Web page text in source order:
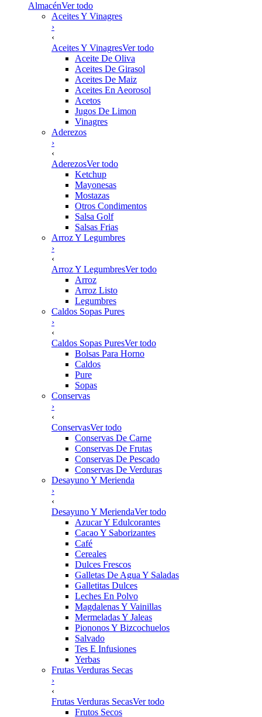
AlmacénVer todo
Aceites Y Vinagres
›
‹
Aceites Y VinagresVer todo
Aceite De Oliva
Aceites De Girasol
Aceites De Maiz
Aceites En Aeorosol
Acetos
Jugos De Limon
Vinagres
Aderezos
›
‹
AderezosVer todo
Ketchup
Mayonesas
Mostazas
Otros Condimentos
Salsa Golf
Salsas Frias
Arroz Y Legumbres
›
‹
Arroz Y LegumbresVer todo
Arroz
Arroz Listo
Legumbres
Caldos Sopas Pures
›
‹
Caldos Sopas PuresVer todo
Bolsas Para Horno
Caldos
Pure
Sopas
Conservas
›
‹
ConservasVer todo
Conservas De Carne
Conservas De Frutas
Conservas De Pescado
Conservas De Verduras
Desayuno Y Merienda
›
‹
Desayuno Y MeriendaVer todo
Azucar Y Edulcorantes
Cacao Y Saborizantes
Café
Cereales
Dulces Frescos
Galletas De Agua Y Saladas
Galletitas Dulces
Leches En Polvo
Magdalenas Y Vainillas
Mermeladas Y Jaleas
Piononos Y Bizcochuelos
Salvado
Tes E Infusiones
Yerbas
Frutas Verduras Secas
›
‹
Frutas Verduras SecasVer todo
Frutos Secos